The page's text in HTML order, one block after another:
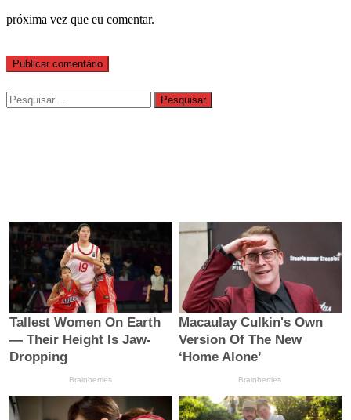
próxima vez que eu comentar.
Pesquisar
por: